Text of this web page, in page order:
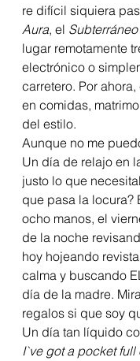
re difícil siquiera
Aura, el Subterráneo
lugar remotamente
electrónico o
carretero. Por
en comidas,
del estilo.
Aunque no me
Un día de relajo en
justo lo que
que pasa la locura?
ocho manos, el
de la noche
hoy hojeando
calma y buscando
día de la madre.
regalos si que soy
Un día tan líquido
I`ve got a pocket full